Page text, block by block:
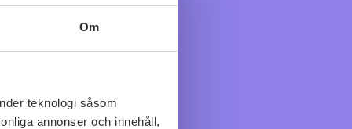
Om
teknologi såsom
annonser och innehåll,